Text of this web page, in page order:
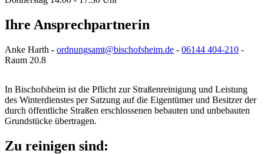
Ihre Ansprechpartnerin
Anke Harth - ordnungsamt@bischofsheim.de - 06144 404-210 -
Raum 20.8
In Bischofsheim ist die Pflicht zur Straßenreinigung und Leistung
des Winterdienstes per Satzung auf die Eigentümer und Besitzer der
durch öffentliche Straßen erschlossenen bebauten und unbebauten
Grundstücke übertragen.
Zu reinigen sind: